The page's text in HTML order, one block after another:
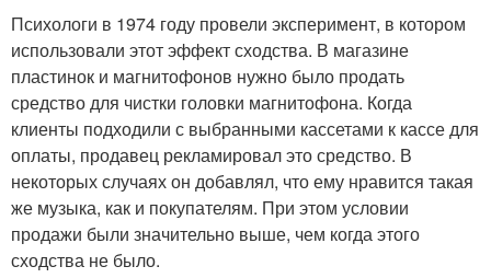
Психологи в 1974 году провели эксперимент, в котором
использовали этот эффект сходства. В магазине
пластинок и магнитофонов нужно было продать
средство для чистки головки магнитофона. Когда
клиенты подходили с выбранными кассетами к кассе для
оплаты, продавец рекламировал это средство. В
некоторых случаях он добавлял, что ему нравится такая
же музыка, как и покупателям. При этом условии
продажи были значительно выше, чем когда этого
сходства не было.